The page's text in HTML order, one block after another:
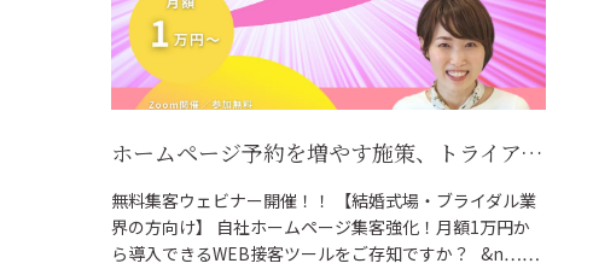
ホームページ予約を増やす施策、トライアル感覚で始めませんか？ ≪月額1万円～≫ 自社HP集客強化につながるWEB接客ツールを手取り足取りご紹介！
無料集客ウェビナー開催！！ 【結婚式場・ブライダル業
界の方向け】 自社ホームページ集客強化！月額1万円か
ら導入できるWEB接客ツールをご存知ですか？ &n……